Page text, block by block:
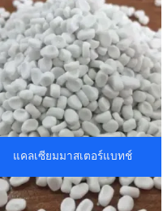
แคลเซียมมาสเตอร์แบทช์